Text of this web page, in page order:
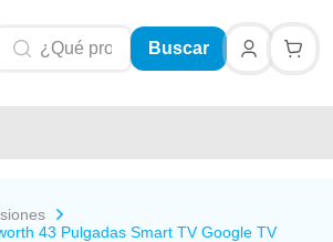
Buscar
43 Pulgadas Smart TV Google TV